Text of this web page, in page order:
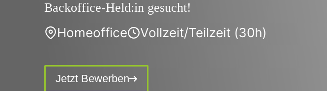
Backoffice-Held:in gesucht!
Homeoffice Vollzeit/Teilzeit (30h)
Jetzt Bewerben